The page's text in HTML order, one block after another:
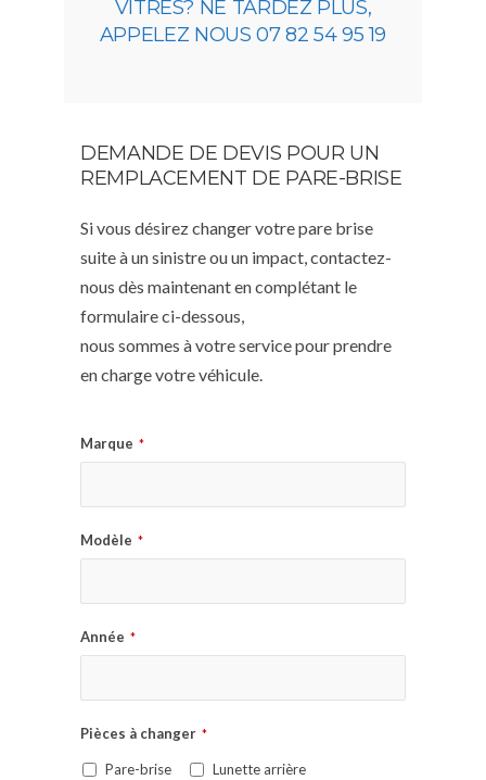
VITRES? NE TARDEZ PLUS,
APPELEZ NOUS 07 82 54 95 19
DEMANDE DE DEVIS POUR UN
REMPLACEMENT DE PARE-BRISE
Si vous désirez changer votre pare brise
suite à un sinistre ou un impact, contactez-
nous dès maintenant en complétant le
formulaire ci-dessous,
nous sommes à votre service pour prendre
en charge votre véhicule.
Marque *
Modèle *
Année *
Pièces à changer *
Pare-brise Lunette arrière